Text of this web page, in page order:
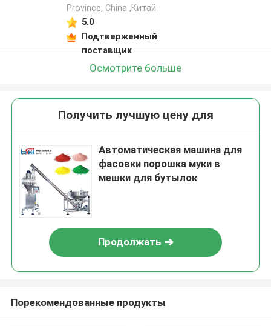
Province, China ,Китай
5.0
Подтверженный
поставщик
Осмотрите больше
Получить лучшую цену для
Автоматическая машина для
фасовки порошка муки в
мешки для бутылок
Продолжать
Порекомендованные продукты